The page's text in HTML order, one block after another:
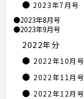
● 2023年7月号
●2023年8月号
●2023年9月号
2022年分
● 2022年10月号
● 2022年11月号
● 2022年12月号